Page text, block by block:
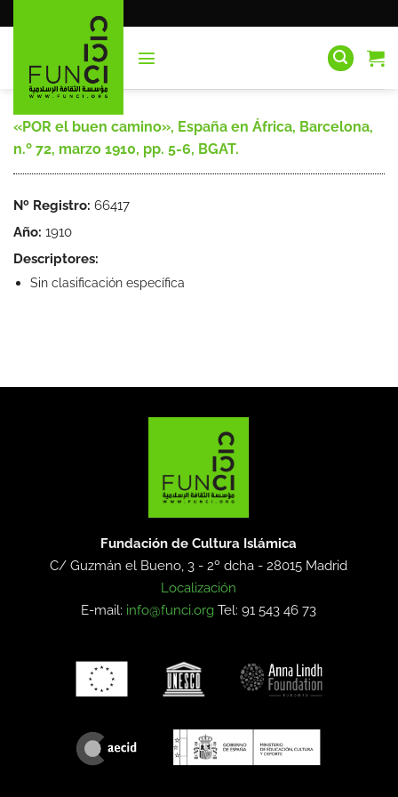
al
«POR el buen camino», España en África, Barcelona,
n.º 72, marzo 1910, pp. 5-6, BGAT.
Nº Registro: 66417
Año: 1910
Descriptores:
Sin clasificación específica
Fundación de Cultura Islámica
C/ Guzmán el Bueno, 3 - 2º dcha -28015 Madrid
Localización
E-mail: info@funci.org Tel: 91 543 46 73